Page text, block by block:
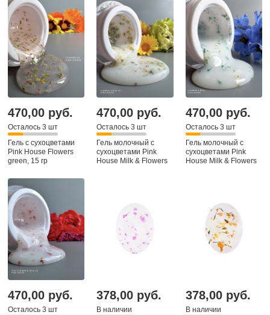
470,00 руб.
Осталось 3 шт
Гель с сухоцветами
Pink House Flowers
green, 15 гр
470,00 руб.
Осталось 3 шт
Гель молочный с
сухоцветами Pink
House Milk & Flowers
470,00 руб.
Осталось 3 шт
Гель молочный с
сухоцветами Pink
House Milk & Flowers
470,00 руб.
Осталось 3 шт
378,00 руб.
В наличии
378,00 руб.
В наличии